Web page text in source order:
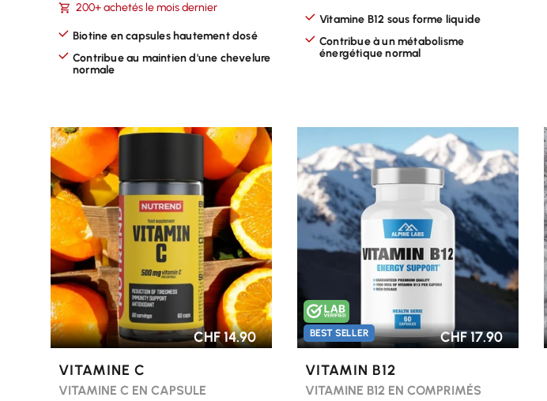
200+ achetés le mois dernier
Biotine en capsules hautement dosé
Contribue au maintien d'une chevelure
normale
Vitamine B12 sous forme liquide
Contribue à un métabolisme
énergétique normal
CHF 14.90
CHOISIR LES OPTIONS
VITAMINE C
VITAMINE C EN CAPSULE
CHF 17.90
CHOISIR LES OPTIONS
BEST SELLER
VITAMIN B12
VITAMINE B12 EN COMPRIMÉS